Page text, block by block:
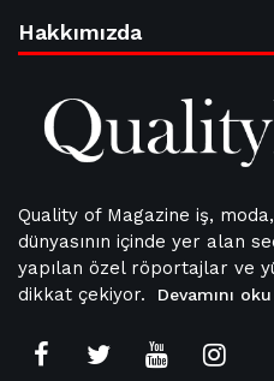
Hakkımızda
Quality of Magazine iş,
dünyasının içinde yer alan
yapılan özel röportajlar ve
dikkat çekiyor.
Devamını oku